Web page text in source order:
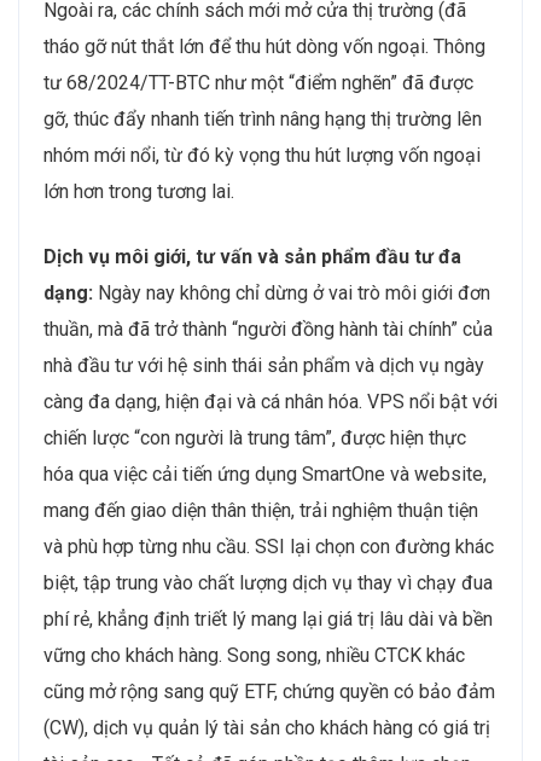
Ngoài ra, các chính sách mới mở cửa thị trường (đã
tháo gỡ nút thắt lớn để thu hút dòng vốn ngoại. Thông
tư 68/2024/TT-BTC như một “điểm nghẽn” đã được
gỡ, thúc đẩy nhanh tiến trình nâng hạng thị trường lên
nhóm mới nổi, từ đó kỳ vọng thu hút lượng vốn ngoại
lớn hơn trong tương lai.
Dịch vụ môi giới, tư vấn và sản phẩm đầu tư đa
dạng: Ngày nay không chỉ dừng ở vai trò môi giới đơn
thuần, mà đã trở thành “người đồng hành tài chính” của
nhà đầu tư với hệ sinh thái sản phẩm và dịch vụ ngày
càng đa dạng, hiện đại và cá nhân hóa. VPS nổi bật với
chiến lược “con người là trung tâm”, được hiện thực
hóa qua việc cải tiến ứng dụng SmartOne và website,
mang đến giao diện thân thiện, trải nghiệm thuận tiện
và phù hợp từng nhu cầu. SSI lại chọn con đường khác
biệt, tập trung vào chất lượng dịch vụ thay vì chạy đua
phí rẻ, khẳng định triết lý mang lại giá trị lâu dài và bền
vững cho khách hàng. Song song, nhiều CTCK khác
cũng mở rộng sang quỹ ETF, chứng quyền có bảo đảm
(CW), dịch vụ quản lý tài sản cho khách hàng có giá trị